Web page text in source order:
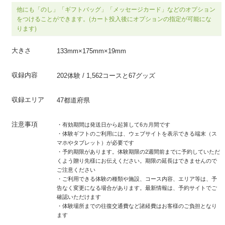
他にも「のし」「ギフトバッグ」「メッセージカード」などのオプション
をつけることができます。(カート投入後にオプションの指定が可能にな
ります)
大きさ 133mm×175mm×19mm
収録内容 202体験 / 1,562コースと67グッズ
収録エリア 47都道府県
注意事項
・有効期間は発送日から起算して6カ月間です
・体験ギフトのご利用には、ウェブサイトを表示できる端末（ス
マホやタブレット）が必要です
・予約期限があります。体験期限の2週間前までに予約していただ
くよう贈り先様にお伝えください。期限の延長はできませんので
ご注意ください
・ご利用できる体験の種類や施設、コース内容、エリア等は、予
告なく変更になる場合があります。最新情報は、予約サイトでご
確認いただけます
・体験場所までの往復交通費など諸経費はお客様のご負担となり
ます